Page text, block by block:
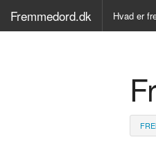
Fremmedord.dk Hvad er